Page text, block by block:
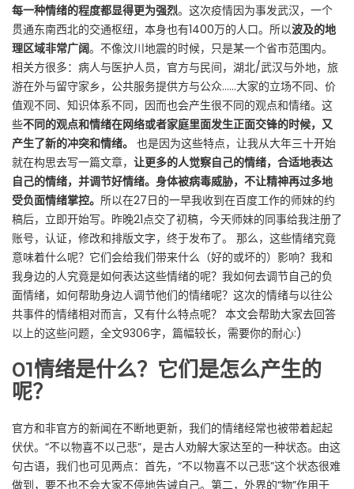
每一种情绪的程度都显得更为强烈。这次疫情因为事发武汉，一个
贯通东南西北的交通枢纽，本身也有1400万的人口。所以波及的地
理区域非常广阔。不像汶川地震的时候，只是某一个省市范围内。
相关方很多：病人与医护人员，官方与民间，湖北/武汉与外地，旅
游在外与留守家乡，公共服务提供方与公众……大家的立场不同、价
值观不同、知识体系不同，因而也会产生很不同的观点和情绪。这
些不同的观点和情绪在网络或者家庭里面发生正面交锋的时候，又
产生了新的冲突和情绪。 也是因为这些特点，让我从大年三十开始
就在构思去写一篇文章， 让更多的人觉察自己的情绪，合适地表达
自己的情绪，并调节好情绪。身体被病毒威胁，不让精神再过多地
受负面情绪掌控。 所以在27日的一早我收到在百度工作的师妹的约
稿后，立即开始写。昨晚21点交了初稿，今天师妹的同事给我注册了
账号，认证，修改和排版文字，终于发布了。 那么，这些情绪究竟
意味着什么呢？它们会给我们带来什么（好的或坏的）影响？我和
我身边的人究竟是如何表达这些情绪的呢？我如何去调节自己的负
面情绪，如何帮助身边人调节他们的情绪呢？这次的情绪与以往公
共事件的情绪相对而言，又有什么特点呢？ 本文会帮助大家去回答
以上的这些问题，全文9306字，篇幅较长，需要你的耐心:)
01情绪是什么？它们是怎么产生的
呢？
官方和非官方的新闻在不断地更新，我们的情绪经常也被带着起起
伏伏。“不以物喜不以己悲”，是古人劝解大家达至的一种状态。由这
句古语，我们也可见两点：首先，“不以物喜不以己悲”这个状态很难
做到，要不也不会大家不停地告诫自己。第二，外界的“物”作用于